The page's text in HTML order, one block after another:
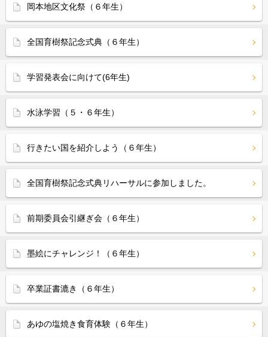
岡本地区文化祭（６年生）
全国育樹祭記念式典（６年生）
学習発表会に向けて(6年生)
水泳学習（５・６年生）
行きたい国を紹介しよう（６年生）
全国育樹祭記念式典リハーサルに参加しました。
前期委員会引継ぎ会（６年生）
墨絵にチャレンジ！（６年生）
卒業証書漉き（６年生）
あゆの塩焼き食育体験（６年生）